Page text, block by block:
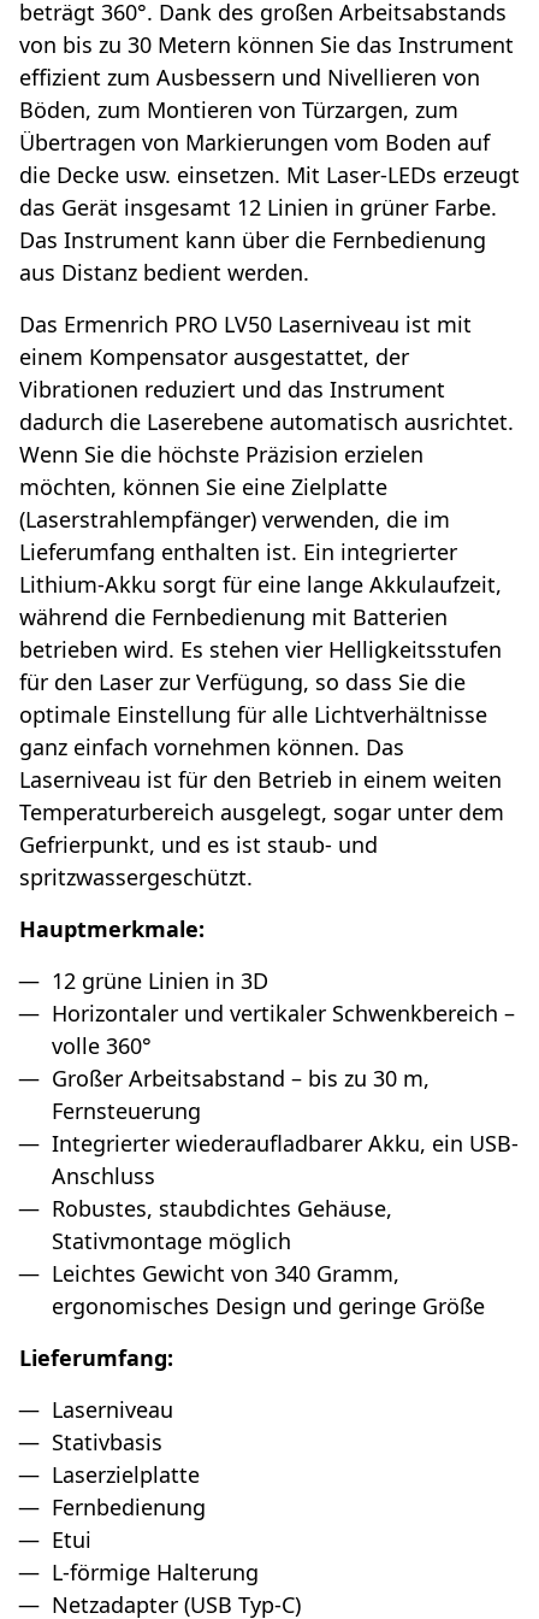
beträgt 360°. Dank des großen Arbeitsabstands
von bis zu 30 Metern können Sie das Instrument
effizient zum Ausbessern und Nivellieren von
Böden, zum Montieren von Türzargen, zum
Übertragen von Markierungen vom Boden auf
die Decke usw. einsetzen. Mit Laser-LEDs erzeugt
das Gerät insgesamt 12 Linien in grüner Farbe.
Das Instrument kann über die Fernbedienung
aus Distanz bedient werden.
Das Ermenrich PRO LV50 Laserniveau ist mit
einem Kompensator ausgestattet, der
Vibrationen reduziert und das Instrument
dadurch die Laserebene automatisch ausrichtet.
Wenn Sie die höchste Präzision erzielen
möchten, können Sie eine Zielplatte
(Laserstrahlempfänger) verwenden, die im
Lieferumfang enthalten ist. Ein integrierter
Lithium-Akku sorgt für eine lange Akkulaufzeit,
während die Fernbedienung mit Batterien
betrieben wird. Es stehen vier Helligkeitsstufen
für den Laser zur Verfügung, so dass Sie die
optimale Einstellung für alle Lichtverhältnisse
ganz einfach vornehmen können. Das
Laserniveau ist für den Betrieb in einem weiten
Temperaturbereich ausgelegt, sogar unter dem
Gefrierpunkt, und es ist staub- und
spritzwassergeschützt.
Hauptmerkmale:
12 grüne Linien in 3D
Horizontaler und vertikaler Schwenkbereich –
volle 360°
Großer Arbeitsabstand – bis zu 30 m,
Fernsteuerung
Integrierter wiederaufladbarer Akku, ein USB-
Anschluss
Robustes, staubdichtes Gehäuse,
Stativmontage möglich
Leichtes Gewicht von 340 Gramm,
ergonomisches Design und geringe Größe
Lieferumfang:
Laserniveau
Stativbasis
Laserzielplatte
Fernbedienung
Etui
L-förmige Halterung
Netzadapter (USB Typ-C)